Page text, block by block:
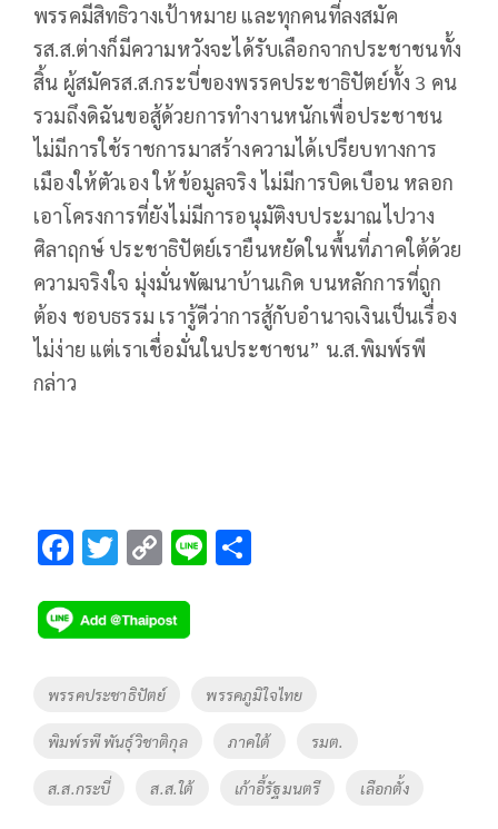
พรรคมีสิทธิวางเป้าหมาย และทุกคนที่ลงสมัค
รส.ส.ต่างก็มีความหวังจะได้รับเลือกจากประชาชนทั้ง
สิ้น ผู้สมัครส.ส.กระบี่ของพรรคประชาธิปัตย์ทั้ง 3 คน
รวมถึงดิฉันขอสู้ด้วยการทำงานหนักเพื่อประชาชน
ไม่มีการใช้ราชการมาสร้างความได้เปรียบทางการ
เมืองให้ตัวเอง ให้ข้อมูลจริง ไม่มีการบิดเบือน หลอก
เอาโครงการที่ยังไม่มีการอนุมัติงบประมาณไปวาง
ศิลาฤกษ์ ประชาธิปัตย์เรายืนหยัดในพื้นที่ภาคใต้ด้วย
ความจริงใจ มุ่งมั่นพัฒนาบ้านเกิด บนหลักการที่ถูก
ต้อง ชอบธรรม เรารู้ดีว่าการสู้กับอำนาจเงินเป็นเรื่อง
ไม่ง่าย แต่เราเชื่อมั่นในประชาชน” น.ส.พิมพ์รพี
กล่าว
F
e
b
o
o
k
T
tt
er
C
p
y
Li
n
k
Li
Tags
พรรคประชาธิปัตย์ พรรคภูมิใจไทย
พิมพ์รพี พันธุ์วิชาติกุล ภาคใต้ รมต.
ส.ส.กระบี่ ส.ส.ใต้ เก้าอี้รัฐมนตรี เลือกตั้ง